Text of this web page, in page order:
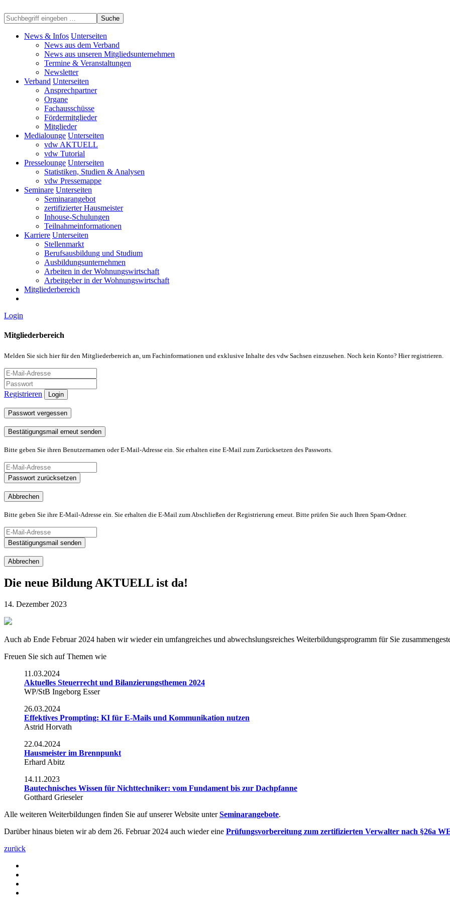
Suche
News & Infos Unterseiten
News aus dem Verband
News aus unseren Mitgliedsunternehmen
Termine & Veranstaltungen
Newsletter
Verband Unterseiten
Ansprechpartner
Organe
Fachausschüsse
Fördermitglieder
Mitglieder
Medialounge Unterseiten
vdw AKTUELL
vdw Tutorial
Presselounge Unterseiten
Statistiken, Studien & Analysen
vdw Pressemappe
Seminare Unterseiten
Seminarangebot
zertifizierter Hausmeister
Inhouse-Schulungen
Teilnahmeinformationen
Karriere Unterseiten
Stellenmarkt
Berufsausbildung und Studium
Ausbildungsunternehmen
Arbeiten in der Wohnungswirtschaft
Arbeitgeber in der Wohnungswirtschaft
Mitgliederbereich
Login
Mitgliederbereich
Melden Sie sich hier für den Mitgliederbereich an, um Fachinformationen und exklusive Inhalte des vdw Sachsen einzusehen. Noch kein Konto? Hier registrieren.
Registrieren Login
Passwort vergessen
Bestätigungsmail erneut senden
Bitte geben Sie ihren Benutzernamen oder E-Mail-Adresse ein. Sie erhalten eine E-Mail zum Zurücksetzen des Passworts.
Passwort zurücksetzen
Abbrechen
Bitte geben Sie ihre E-Mail-Adresse ein. Sie erhalten die E-Mail zum Abschließen der Registrierung erneut. Bitte prüfen Sie auch Ihren Spam-Ordner.
Bestätigungsmail senden
Abbrechen
Die neue Bildung AKTUELL ist da!
14. Dezember 2023
Auch ab Ende Februar 2024 haben wir wieder ein umfangreiches und abwechslungsreiches Weiterbildungsprogramm für Sie
Freuen Sie sich auf Themen wie
11.03.2024
Aktuelles Steuerrecht und Bilanzierungsthemen 2024
WP/StB Ingeborg Esser
26.03.2024
Effektives Prompting: KI für E-Mails und Kommunikation nutzen
Astrid Horvath
22.04.2024
Hausmeister im Brennpunkt
Erhard Abitz
14.11.2023
Bautechnisches Wissen für Nichttechniker: vom Fundament bis zur Dachpfanne
Gotthard Grieseler
Alle weiteren Weiterbildungen finden Sie auf unserer Website unterSeminarangebote.
Darüber hinaus bieten wir ab dem 26. Februar 2024 auch wieder eine Prüfungsvorbereitung zum zertifizierten Verwalter nach §26a
zurück